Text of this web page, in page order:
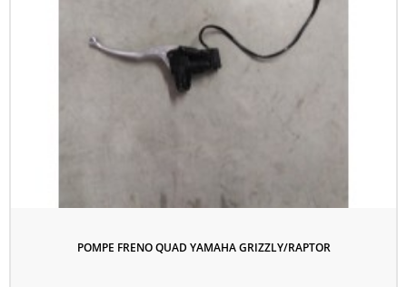
POMPE FRENO QUAD YAMAHA GRIZZLY/RAPTOR